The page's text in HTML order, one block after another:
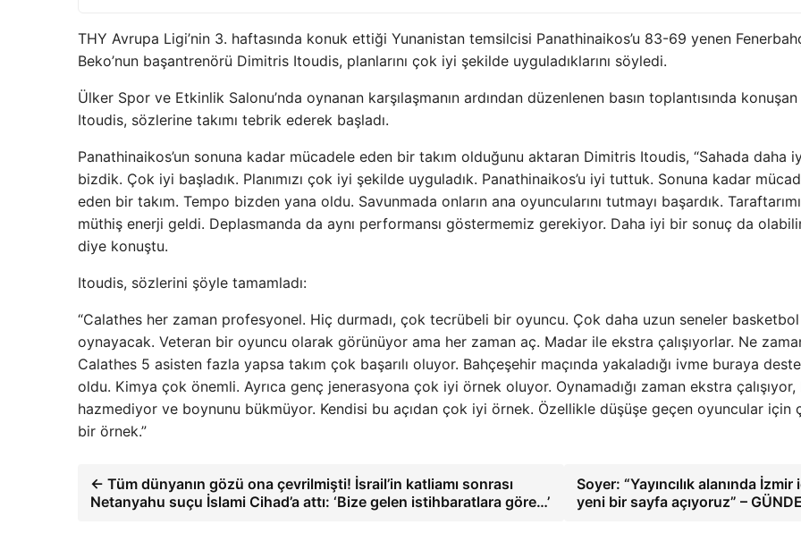
THY Avrupa Ligi’nin 3. haftasında konuk ettiği Yunanistan temsilcisi Panathinaikos’u 83-69 yenen
Beko’nun başantrenörü Dimitris Itoudis, planlarını çok iyi şekilde uyguladıklarını söyledi.
Ülker Spor ve Etkinlik Salonu’nda oynanan karşılaşmanın ardından düzenlenen basın toplantısında konuşan
Itoudis, sözlerine takımı tebrik ederek başladı.
Panathinaikos’un sonuna kadar mücadele eden bir takım olduğunu aktaran Dimitris Itoudis, “Sahada daha
bizdik. Çok iyi başladık. Planımızı çok iyi şekilde uyguladık. Panathinaikos’u iyi tuttuk. Sonuna kadar
eden bir takım. Tempo bizden yana oldu. Savunmada onların ana oyuncularını tutmayı başardık.
müthiş enerji geldi. Deplasmanda da aynı performansı göstermemiz gerekiyor. Daha iyi bir sonuç da
diye konuştu.
Itoudis, sözlerini şöyle tamamladı:
“Calathes her zaman profesyonel. Hiç durmadı, çok tecrübeli bir oyuncu. Çok daha uzun seneler basketbol
oynayacak. Veteran bir oyuncu olarak görünüyor ama her zaman aç. Madar ile ekstra çalışıyorlar. Ne
Calathes 5 asisten fazla yapsa takım çok başarılı oluyor. Bahçeşehir maçında yakaladığı ivme buraya
oldu. Kimya çok önemli. Ayrıca genç jenerasyona çok iyi örnek oluyor. Oynamadığı zaman ekstra çalışıyor,
hazmediyor ve boynunu bükmüyor. Kendisi bu açıdan çok iyi örnek. Özellikle düşüşe geçen oyuncular için
bir örnek.”
← Tüm dünyanın gözü ona çevrilmişti! İsrail’in katliamı sonrası
Netanyahu suçu İslami Cihad’a attı: ‘Bize gelen istihbaratlara göre…’
Soyer: “Yayıncılık alanında İzmir
yeni bir sayfa açıyoruz” –